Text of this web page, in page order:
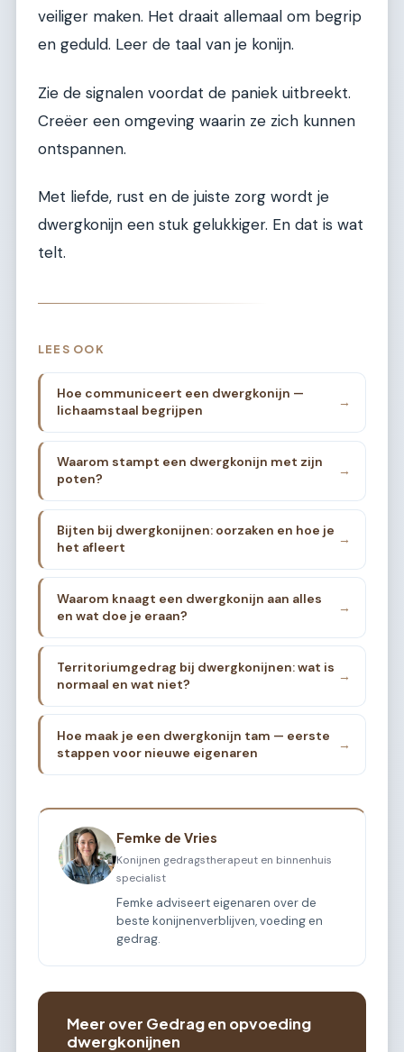
veiliger maken. Het draait allemaal om begrip
en geduld. Leer de taal van je konijn.
Zie de signalen voordat de paniek uitbreekt.
Creëer een omgeving waarin ze zich kunnen
ontspannen.
Met liefde, rust en de juiste zorg wordt je
dwergkonijn een stuk gelukkiger. En dat is wat
telt.
LEES OOK
Hoe communiceert een dwergkonijn —
lichaamstaal begrijpen
→
Waarom stampt een dwergkonijn met zijn
poten?
→
Bijten bij dwergkonijnen: oorzaken en hoe je
het afleert
→
Waarom knaagt een dwergkonijn aan alles
en wat doe je eraan?
→
Territoriumgedrag bij dwergkonijnen: wat is
normaal en wat niet?
→
Hoe maak je een dwergkonijn tam — eerste
stappen voor nieuwe eigenaren
→
Femke de Vries
Konijnen gedragstherapeut en binnenhuis
specialist
Femke adviseert eigenaren over de
beste konijnenverblijven, voeding en
gedrag.
Meer over Gedrag en opvoeding
dwergkonijnen